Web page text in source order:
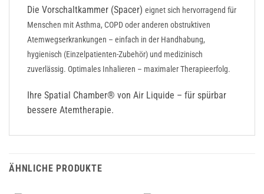
Die Vorschaltkammer (Spacer) eignet sich hervorragend für
Menschen mit Asthma, COPD oder anderen obstruktiven
Atemwegserkrankungen – einfach in der Handhabung,
hygienisch (Einzelpatienten-Zubehör) und medizinisch
zuverlässig. Optimales Inhalieren – maximaler Therapieerfolg.
Ihre Spatial Chamber® von Air Liquide – für spürbar
bessere Atemtherapie.
ÄHNLICHE PRODUKTE